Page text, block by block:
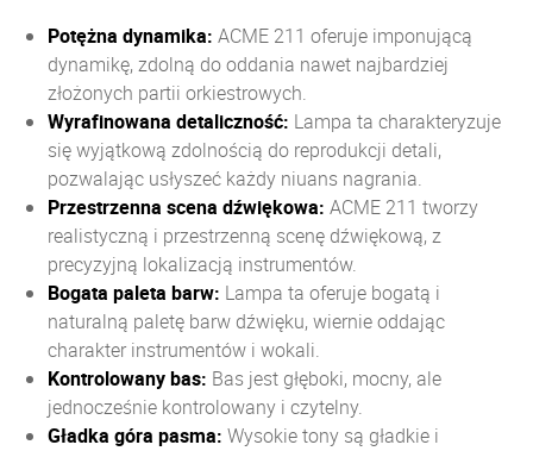
Potężna dynamika: ACME 211 oferuje imponującą
dynamikę, zdolną do oddania nawet najbardziej
złożonych partii orkiestrowych.
Wyrafinowana detaliczność: Lampa ta charakteryzuje
się wyjątkową zdolnością do reprodukcji detali,
pozwalając usłyszeć każdy niuans nagrania.
Przestrzenna scena dźwiękowa: ACME 211 tworzy
realistyczną i przestrzenną scenę dźwiękową, z
precyzyjną lokalizacją instrumentów.
Bogata paleta barw: Lampa ta oferuje bogatą i
naturalną paletę barw dźwięku, wiernie oddając
charakter instrumentów i wokali.
Kontrolowany bas: Bas jest głęboki, mocny, ale
jednocześnie kontrolowany i czytelny.
Gładka góra pasma: Wysokie tony są gładkie i